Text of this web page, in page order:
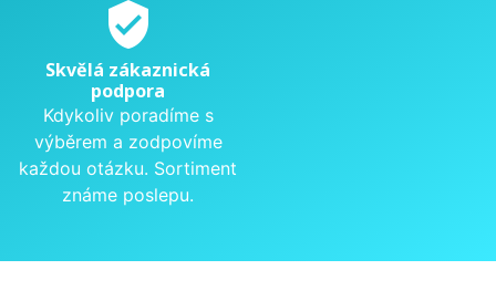
verified_user
Skvělá zákaznická
podpora
Kdykoliv poradíme s
výběrem a zodpovíme
každou otázku. Sortiment
známe poslepu.